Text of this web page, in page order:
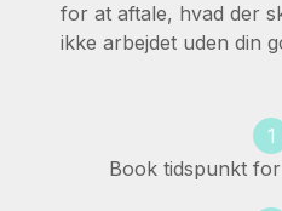
for at aftale, hvad der
ikke arbejdet uden din
1
Book tidspunkt